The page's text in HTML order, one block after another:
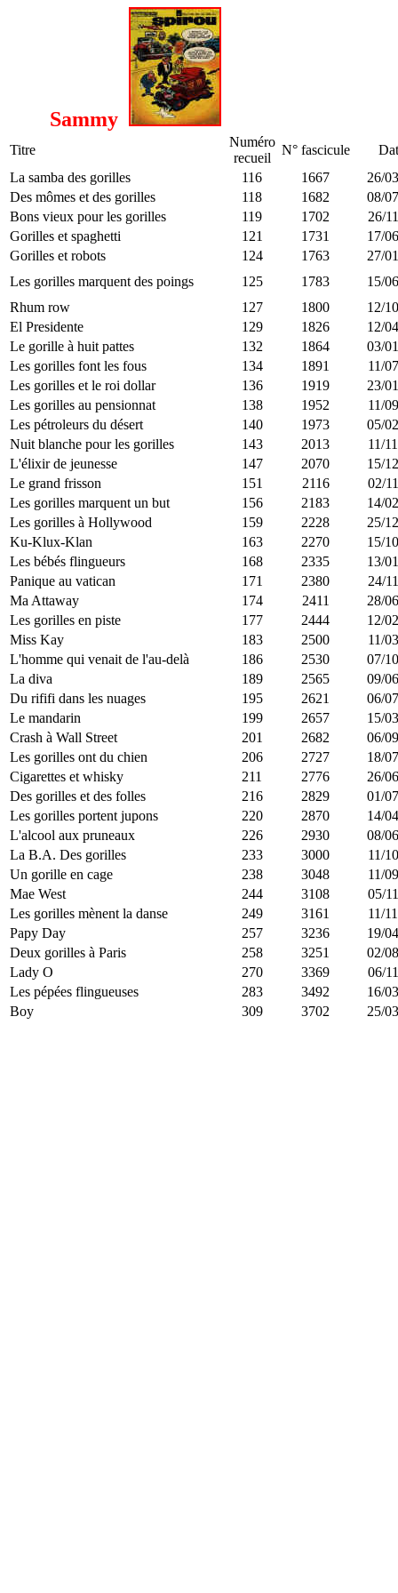
Sammy
Titre
Numéro
recueil
N° fascicule
La samba des gorilles
116 1667
26/
Des mômes et des gorilles
118 1682
08/
Bons vieux pour les gorilles
119 1702
26/
Gorilles et spaghetti
121 1731
17/
Gorilles et robots
124 1763
27/
Les gorilles marquent des poings
125 1783
15/
Rhum row
127 1800
12/
El Presidente
129 1826
12/
Le gorille à huit pattes
132 1864
03/
Les gorilles font les fous
134 1891
11/
Les gorilles et le roi dollar
136 1919
23/
Les gorilles au pensionnat
138 1952
11/
Les pétroleurs du désert
140 1973
05/
Nuit blanche pour les gorilles
143 2013
11/
L'élixir de jeunesse
147 2070
15/
Le grand frisson
151 2116
02/
Les gorilles marquent un but
156 2183
14/
Les gorilles à Hollywood
159 2228
25/
Ku-Klux-Klan
163 2270
15/
Les bébés flingueurs
168 2335
13/
Panique au vatican
171 2380
24/
Ma Attaway
174 2411
28/
Les gorilles en piste
177 2444
12/
Miss Kay
183 2500
11/
L'homme qui venait de l'au-delà
186 2530
07/
La diva
189 2565
09/
Du rififi dans les nuages
195 2621
06/
Le mandarin
199 2657
15/
Crash à Wall Street
201 2682
06/
Les gorilles ont du chien
206 2727
18/
Cigarettes et whisky
211 2776
26/
Des gorilles et des folles
216 2829
01/
Les gorilles portent jupons
220 2870
14/
L'alcool aux pruneaux
226 2930
08/
La B.A. Des gorilles
233 3000
11/
Un gorille en cage
238 3048
11/
Mae West
244 3108
05/
Les gorilles mènent la danse
249 3161
11/
Papy Day
257 3236
19/
Deux gorilles à Paris
258 3251
02/
Lady O
270 3369
06/
Les pépées flingueuses
283 3492
16/
Boy
309 3702 25/